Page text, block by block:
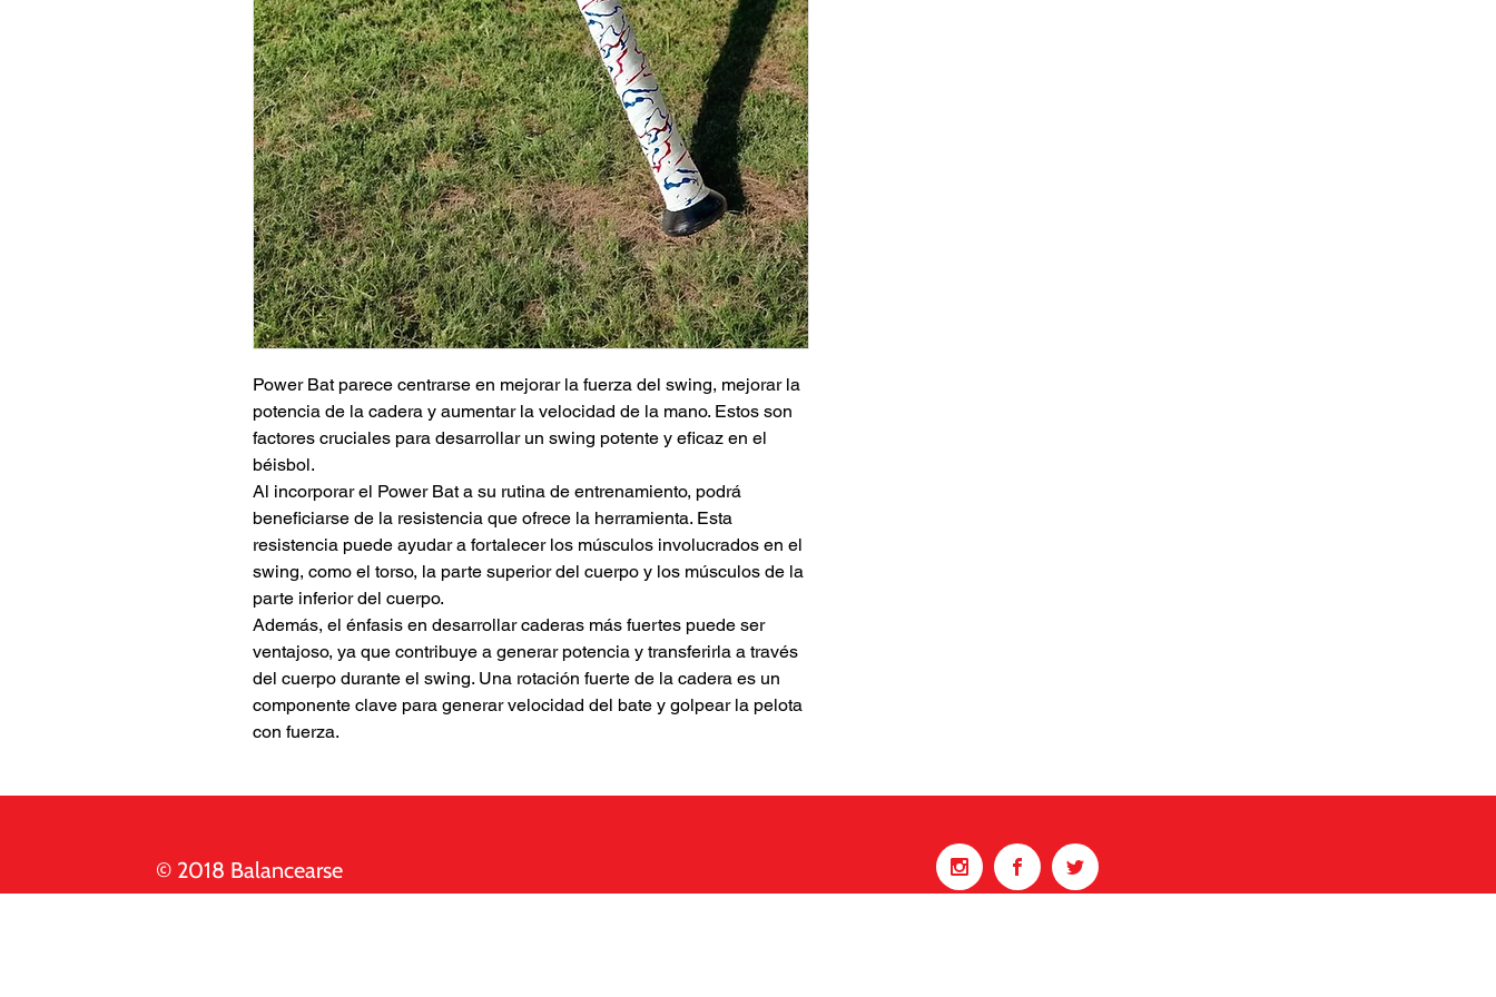
Power Bat parece centrarse en mejorar la fuerza del swing, mejorar la
potencia de la cadera y aumentar la velocidad de la mano. Estos son
factores cruciales para desarrollar un swing potente y eficaz en el
béisbol.
Al incorporar el Power Bat a su rutina de entrenamiento, podrá
beneficiarse de la resistencia que ofrece la herramienta. Esta
resistencia puede ayudar a fortalecer los músculos involucrados en el
swing, como el torso, la parte superior del cuerpo y los músculos de la
parte inferior del cuerpo.
Además, el énfasis en desarrollar caderas más fuertes puede ser
ventajoso, ya que contribuye a generar potencia y transferirla a través
del cuerpo durante el swing. Una rotación fuerte de la cadera es un
componente clave para generar velocidad del bate y golpear la pelota
con fuerza.
© 2018 Balancearse